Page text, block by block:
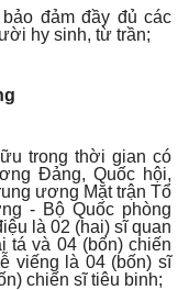
đảm đầy đủ các
hy sinh, từ trần;
trong thời gian có
Đảng, Quốc hội,
ương Mặt trận Tổ
- Bộ Quốc phòng
là 02 (hai) sĩ quan
tá và 04 (bốn) chiến
viếng là 04 (bốn) sĩ
chiến sĩ tiêu binh;